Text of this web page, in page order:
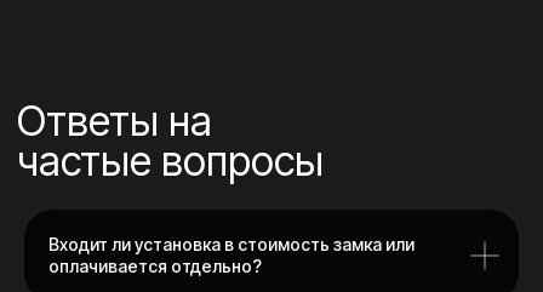
Входит ли установка в стоимость замка или
оплачивается отдельно?